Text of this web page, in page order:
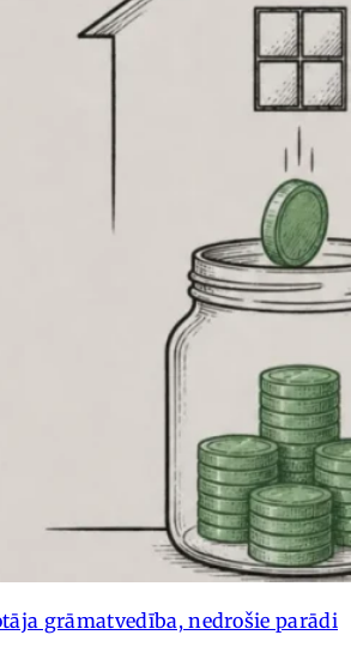
grāmatvedība, nedrošie parādi